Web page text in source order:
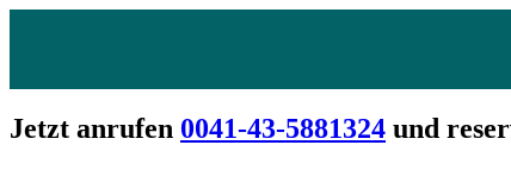
Jetzt anrufen 0041-43-5881324 und